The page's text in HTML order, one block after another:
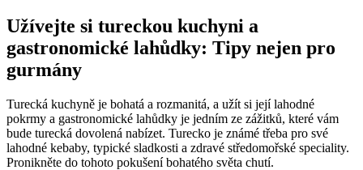
Užívejte si tureckou kuchyni a
gastronomické lahůdky: Tipy nejen pro
gurmány
Turecká kuchyně je bohatá a rozmanitá, a užít si její lahodné
pokrmy a gastronomické lahůdky je jedním ze zážitků, které vám
bude turecká dovolená nabízet. Turecko je známé třeba pro své
lahodné kebaby, typické sladkosti a zdravé středomořské speciality.
Pronikněte do tohoto pokušení bohatého světa chutí.